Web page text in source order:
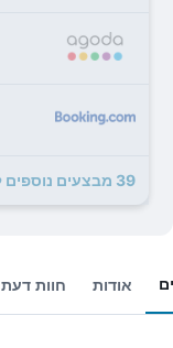
39 מבצעים נוספים לMeander 1948
אודות חוות דעת